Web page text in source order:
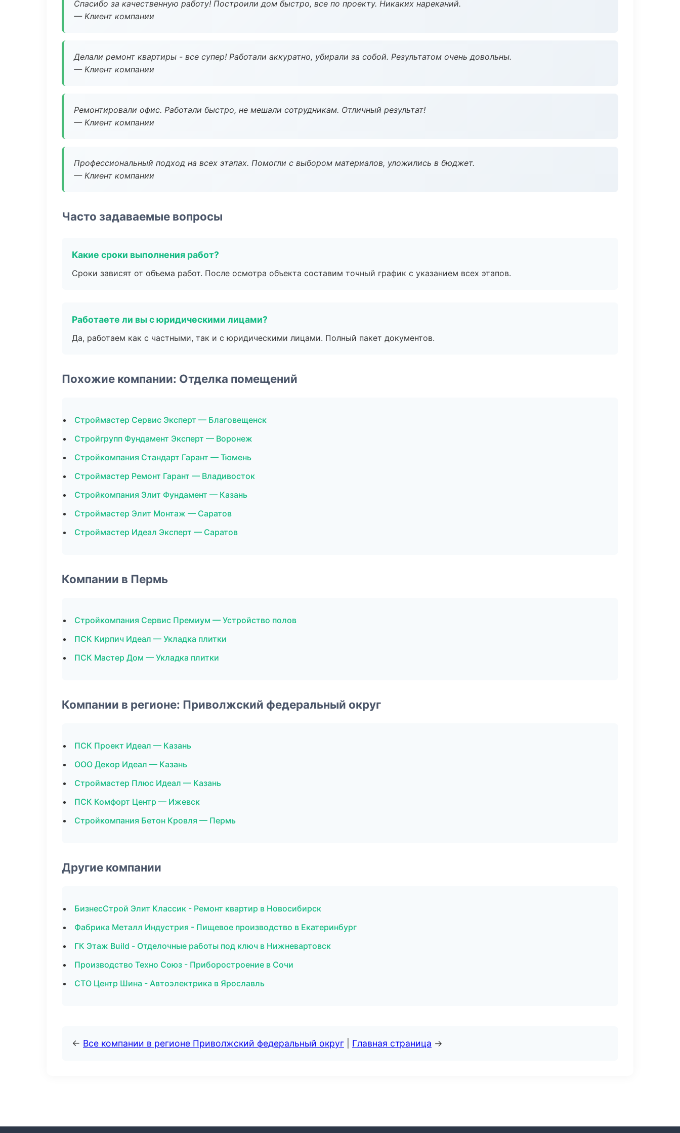
Спасибо за качественную работу! Построили дом быстро, все по проекту. Никаких нареканий.
— Клиент компании
Делали ремонт квартиры - все супер! Работали аккуратно, убирали за собой. Результатом очень довольны.
— Клиент компании
Ремонтировали офис. Работали быстро, не мешали сотрудникам. Отличный результат!
— Клиент компании
Профессиональный подход на всех этапах. Помогли с выбором материалов, уложились в бюджет.
— Клиент компании
Часто задаваемые вопросы
Какие сроки выполнения работ?
Сроки зависят от объема работ. После осмотра объекта составим точный график с указанием всех этапов.
Работаете ли вы с юридическими лицами?
Да, работаем как с частными, так и с юридическими лицами. Полный пакет документов.
Похожие компании: Отделка помещений
Строймастер Сервис Эксперт — Благовещенск
Стройгрупп Фундамент Эксперт — Воронеж
Стройкомпания Стандарт Гарант — Тюмень
Строймастер Ремонт Гарант — Владивосток
Стройкомпания Элит Фундамент — Казань
Строймастер Элит Монтаж — Саратов
Строймастер Идеал Эксперт — Саратов
Компании в Пермь
Стройкомпания Сервис Премиум — Устройство полов
ПСК Кирпич Идеал — Укладка плитки
ПСК Мастер Дом — Укладка плитки
Компании в регионе: Приволжский федеральный округ
ПСК Проект Идеал — Казань
ООО Декор Идеал — Казань
Строймастер Плюс Идеал — Казань
ПСК Комфорт Центр — Ижевск
Стройкомпания Бетон Кровля — Пермь
Другие компании
БизнесСтрой Элит Классик - Ремонт квартир в Новосибирск
Фабрика Металл Индустрия - Пищевое производство в Екатеринбург
ГК Этаж Build - Отделочные работы под ключ в Нижневартовск
Производство Техно Союз - Приборостроение в Сочи
СТО Центр Шина - Автоэлектрика в Ярославль
← Все компании в регионе Приволжский федеральный округ Главная страница →